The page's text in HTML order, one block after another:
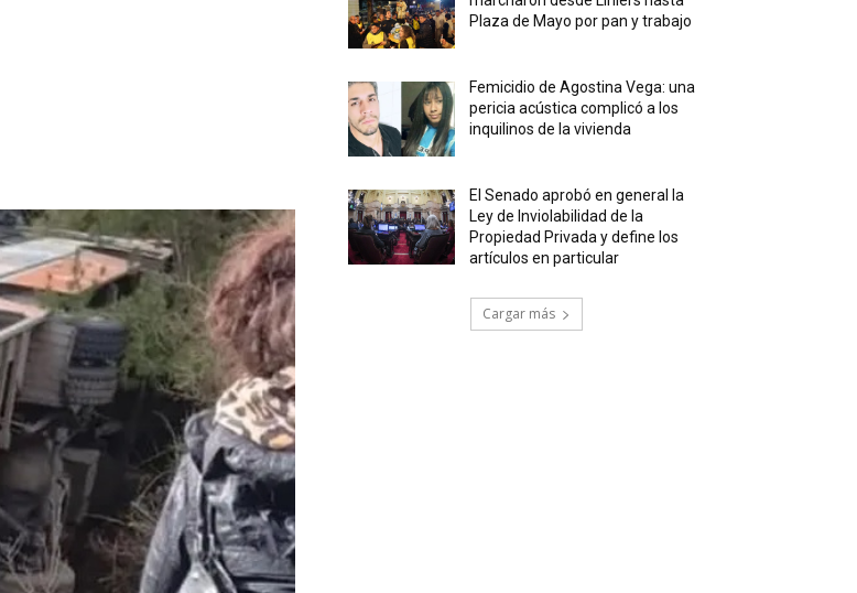
de
Argentina
Plaza de Mayo por pan y trabajo
Femicidio de Agostina Vega: una
pericia acústica complicó a los
inquilinos de la vivienda
El Senado aprobó en general la
Ley de Inviolabilidad de la
Propiedad Privada y define los
artículos en particular
Cargar más